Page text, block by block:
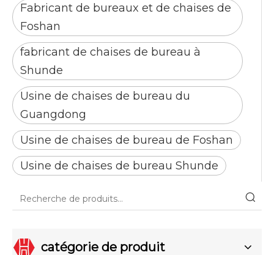
Fabricant de bureaux et de chaises de
Foshan
fabricant de chaises de bureau à
Shunde
Usine de chaises de bureau du
Guangdong
Usine de chaises de bureau de Foshan
Usine de chaises de bureau Shunde
catégorie de produit